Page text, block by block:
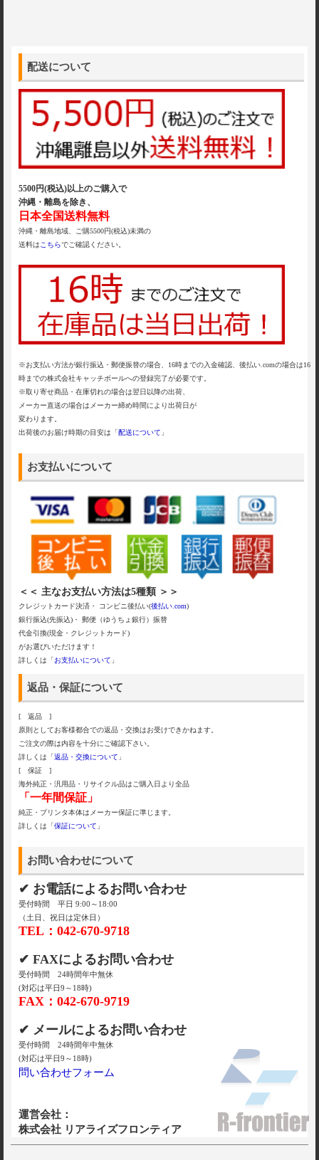
配送について
5500円(税込)以上のご購入で
沖縄・離島を除き、
日本全国送料無料
沖縄・離島地域、ご購5500円(税込)未満の
送料は こちらでご確認ください。
※お支払い方法が銀行振込・郵便振替の場合、16時までの入金確認、後払い.comの場合は16
時までの株式会社キャッチボールへの登録完了が必要です。
※取り寄せ商品・在庫切れの場合は翌日以降の出荷、
メーカー直送の場合はメーカー締め時間により出荷日が
変わります。
出荷後のお届け時期の目安は「配送について 」
お支払いについて
＜＜ 主なお支払い方法は5種類 ＞＞
クレジットカード決済・ コンビニ後払い(後払い.com)
銀行振込(先振込)・ 郵便（ゆうちょ銀行）振替
代金引換(現金・クレジットカード)
がお選びいただけます！
詳しくは「お支払いについて 」
返品・保証について
[ 返品 ]
原則としてお客様都合での返品・交換はお受けできかねます。
ご注文の際は内容を十分にご確認下さい。
詳しくは「返品・交換について 」
[ 保証 ]
海外純正・汎用品・リサイクル品はご購入日より全品
「一年間保証」
純正・プリンタ本体はメーカー保証に準じます。
詳しくは「保証について 」
お問い合わせについて
✔ お電話によるお問い合わせ
受付時間 平日 9:00～18:00
（土日、祝日は定休日）
TEL：042-670-9718
✔ FAXによるお問い合わせ
受付時間 24時間年中無休
(対応は平日9～18時)
FAX：042-670-9719
✔ メールによるお問い合わせ
受付時間 24時間年中無休
(対応は平日9～18時)
問い合わせフォーム
運営会社：
株式会社 リアライズフロンティア